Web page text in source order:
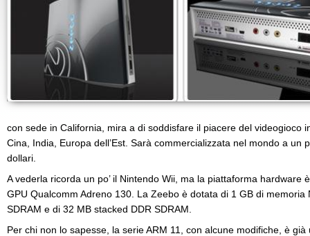
con sede in California, mira a di soddisfare il piacere del videogioco
Cina, India, Europa dell’Est. Sarà commercializzata nel mondo a un
dollari.
A vederla ricorda un po’ il Nintendo Wii, ma la piattaforma hardware
GPU Qualcomm Adreno 130. La Zeebo è dotata di 1 GB di memoria
SDRAM e di 32 MB stacked DDR SDRAM.
Per chi non lo sapesse, la serie ARM 11, con alcune modifiche, è già